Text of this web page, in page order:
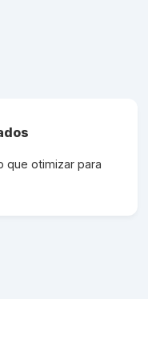
que otimizar para